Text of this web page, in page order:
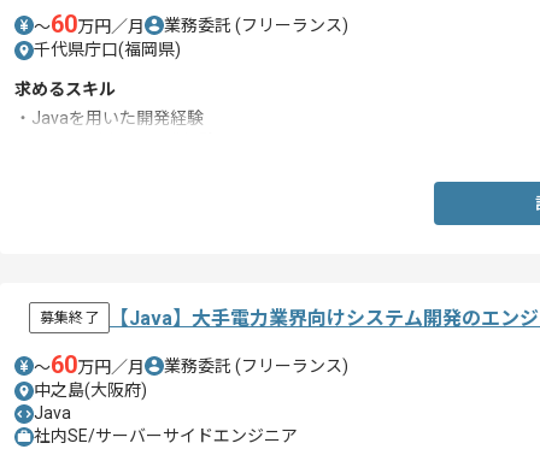
〜60万円／月 業務委託 (フリーランス)
千代県庁口(福岡県)
求めるスキル
・Javaを用いた開発経験
募集終了 【Java】大手電力業界向けシステム開発のエン
〜60万円／月 業務委託 (フリーランス)
中之島(大阪府)
Java
社内SE/サーバーサイドエンジニア